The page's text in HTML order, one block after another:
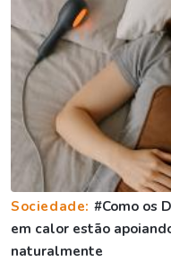
Sociedade: #Como os
em calor estão
naturalmente